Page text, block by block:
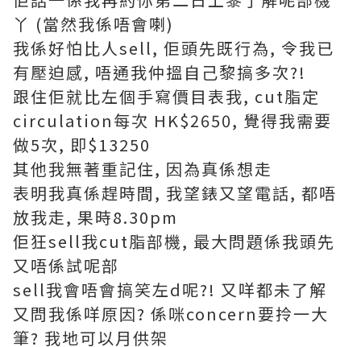
丫 (當然我係唔會喇)
我係好怕比人sell, 佢頭先既行為, 令我已
有壓迫感, 唔通我仲搵自己黎搞多次?!
跟住佢就比左個手寫價目表我, cut脂定
circulation每次 HK$2650, 覺得我需要
做5次, 即$13250
其他我無著重記住, 因為真係想走
表明我真係趕時間, 我望錶又望電話, 都唔
放我走, 果時8.30pm
佢狂sell我cut脂部機, 最大問題係我頭先
又唔係試呢部
sell我會唔會搞笑左d呢?! 又咩都未了解
又問我係咩原因? 係咪concern要拎一大
筆? 我地可以月供架